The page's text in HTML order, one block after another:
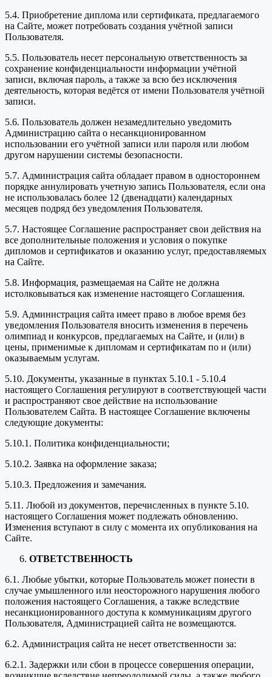
5.4. Приобретение диплома или сертификата, предлагаемого
на Сайте, может потребовать создания учётной записи
Пользователя.
5.5. Пользователь несет персональную ответственность за
сохранение конфиденциальности информации учётной
записи, включая пароль, а также за всю без исключения
деятельность, которая ведётся от имени Пользователя учётной
записи.
5.6. Пользователь должен незамедлительно уведомить
Администрацию сайта о несанкционированном
использовании его учётной записи или пароля или любом
другом нарушении системы безопасности.
5.7. Администрация сайта обладает правом в одностороннем
порядке аннулировать учетную запись Пользователя, если она
не использовалась более 12 (двенадцати) календарных
месяцев подряд без уведомления Пользователя.
5.7. Настоящее Соглашение распространяет свои действия на
все дополнительные положения и условия о покупке
дипломов и сертификатов и оказанию услуг, предоставляемых
на Сайте.
5.8. Информация, размещаемая на Сайте не должна
истолковываться как изменение настоящего Соглашения.
5.9. Администрация сайта имеет право в любое время без
уведомления Пользователя вносить изменения в перечень
олимпиад и конкурсов, предлагаемых на Сайте, и (или) в
цены, применимые к дипломам и сертификатам по и (или)
оказываемым услугам.
5.10. Документы, указанные в пунктах 5.10.1 - 5.10.4
настоящего Соглашения регулируют в соответствующей части
и распространяют свое действие на использование
Пользователем Сайта. В настоящее Соглашение включены
следующие документы:
5.10.1. Политика конфиденциальности;
5.10.2. Заявка на оформление заказа;
5.10.3. Предложения и замечания.
5.11. Любой из документов, перечисленных в пункте 5.10.
настоящего Соглашения может подлежать обновлению.
Изменения вступают в силу с момента их опубликования на
Сайте.
ОТВЕТСТВЕННОСТЬ
6.1. Любые убытки, которые Пользователь может понести в
случае умышленного или неосторожного нарушения любого
положения настоящего Соглашения, а также вследствие
несанкционированного доступа к коммуникациям другого
Пользователя, Администрацией сайта не возмещаются.
6.2. Администрация сайта не несет ответственности за:
6.2.1. Задержки или сбои в процессе совершения операции,